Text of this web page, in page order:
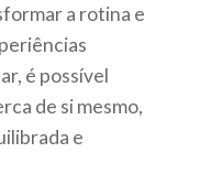
a rotina e
é possível
de si mesmo,
e